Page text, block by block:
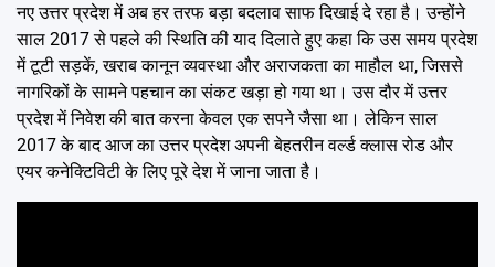
नए उत्तर प्रदेश में अब हर तरफ बड़ा बदलाव साफ दिखाई दे रहा है। उन्होंने
साल 2017 से पहले की स्थिति की याद दिलाते हुए कहा कि उस समय प्रदेश
में टूटी सड़कें, खराब कानून व्यवस्था और अराजकता का माहौल था, जिससे
नागरिकों के सामने पहचान का संकट खड़ा हो गया था। उस दौर में उत्तर
प्रदेश में निवेश की बात करना केवल एक सपने जैसा था। लेकिन साल
2017 के बाद आज का उत्तर प्रदेश अपनी बेहतरीन वर्ल्ड क्लास रोड और
एयर कनेक्टिविटी के लिए पूरे देश में जाना जाता है।